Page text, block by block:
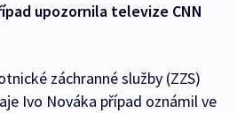
upozornila televize CNN
záchranné služby (ZZS)
Ivo Nováka případ oznámil ve